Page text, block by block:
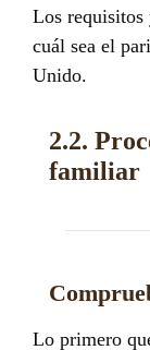
Los requisitos
cuál sea el
Unido.
2.2.
familiar
Lo primero